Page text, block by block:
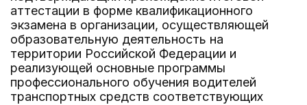
аттестации в форме квалификационного
экзамена в организации, осуществляющей
образовательную деятельность на
территории Российской Федерации и
реализующей основные программы
профессионального обучения водителей
транспортных средств соответствующих